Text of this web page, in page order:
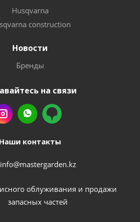
Husqvarna
construction
Новости
Бренды
на связи
Наши контакты
info@mastergarden.kz
облуживания и продажи
запасных частей